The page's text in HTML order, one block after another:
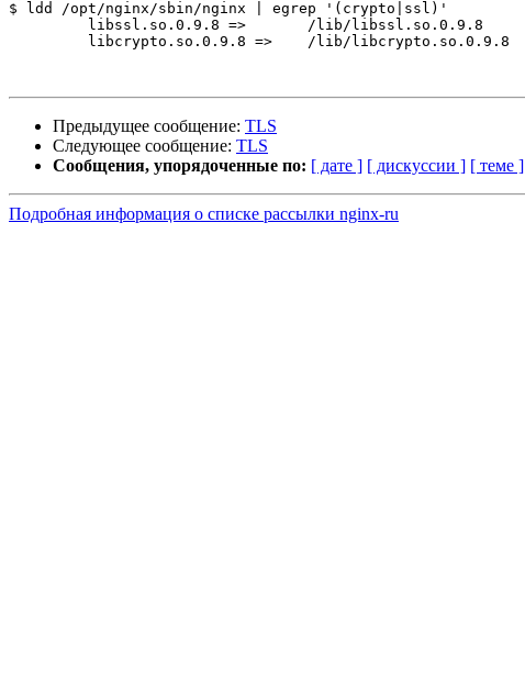
$ ldd /opt/nginx/sbin/nginx | egrep '(crypto|ssl)'
         libssl.so.0.9.8 =>       /lib/libssl.so.0.9.8
         libcrypto.so.0.9.8 =>    /lib/libcrypto.so.0.9.8
Предыдущее сообщение: TLS
Следующее сообщение: TLS
Сообщения, упорядоченные по: [ дате ] [ дискуссии ] [ теме ]
Подробная информация о списке рассылки nginx-ru